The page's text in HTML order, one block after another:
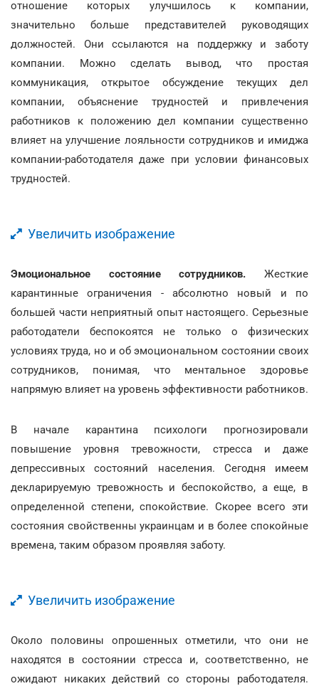
отношение которых улучшилось к компании,
значительно больше представителей руководящих
должностей. Они ссылаются на поддержку и заботу
компании. Можно сделать вывод, что простая
коммуникация, открытое обсуждение текущих дел
компании, объяснение трудностей и привлечения
работников к положению дел компании существенно
влияет на улучшение лояльности сотрудников и имиджа
компании-работодателя даже при условии финансовых
трудностей.
Увеличить изображение
Эмоциональное состояние сотрудников. Жесткие
карантинные ограничения - абсолютно новый и по
большей части неприятный опыт настоящего. Серьезные
работодатели беспокоятся не только о физических
условиях труда, но и об эмоциональном состоянии своих
сотрудников, понимая, что ментальное здоровье
напрямую влияет на уровень эффективности работников.
В начале карантина психологи прогнозировали
повышение уровня тревожности, стресса и даже
депрессивных состояний населения. Сегодня имеем
декларируемую тревожность и беспокойство, а еще, в
определенной степени, спокойствие. Скорее всего эти
состояния свойственны украинцам и в более спокойные
времена, таким образом проявляя заботу.
Увеличить изображение
Около половины опрошенных отметили, что они не
находятся в состоянии стресса и, соответственно, не
ожидают никаких действий со стороны работодателя.